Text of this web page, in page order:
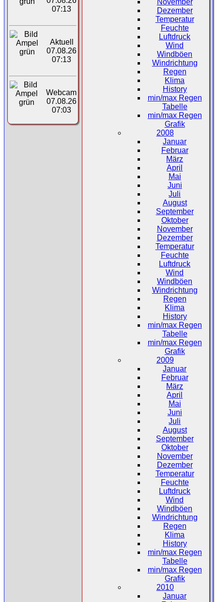
07:13
Aktuell
07.08.26
07:13
Webcam
07.08.26
07:03
Dezember
Temperatur
Feuchte
Luftdruck
Wind
Windböen
Windrichtung
Regen
Klima
History
min/max Regen
Tabelle
min/max Regen
Grafik
2008
Januar
Februar
März
April
Mai
Juni
Juli
August
September
Oktober
November
Dezember
Temperatur
Feuchte
Luftdruck
Wind
Windböen
Windrichtung
Regen
Klima
History
min/max Regen
Tabelle
min/max Regen
Grafik
2009
Januar
Februar
März
April
Mai
Juni
Juli
August
September
Oktober
November
Dezember
Temperatur
Feuchte
Luftdruck
Wind
Windböen
Windrichtung
Regen
Klima
History
min/max Regen
Tabelle
min/max Regen
Grafik
2010
Januar